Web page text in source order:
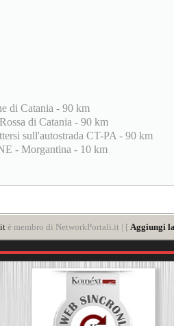
di Catania - 90 km
di Catania - 90 km
sull'autostrada CT-PA - 90 km
- Morgantina - 10 km
è membro di NetworkPortali.it | [ Aggiungi